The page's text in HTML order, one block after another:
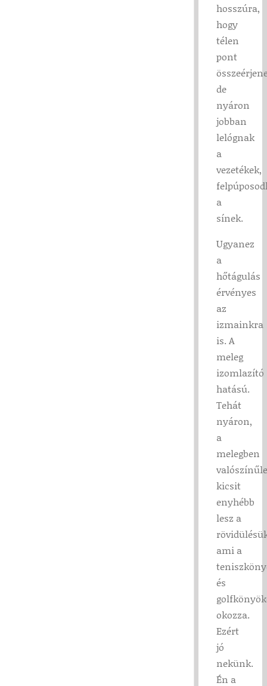
hosszúra,
hogy
télen
pont
de
nyáron
jobban
lelógnak
a
vezetékek,
a
sínek.
Ugyanez
a
hőtágulás
érvényes
az
izmainkra
is. A
meleg
izomlazító
hatású.
Tehát
nyáron,
a
melegben
kicsit
enyhébb
lesz a
ami a
és
okozza.
Ezért
jó
nekünk.
Én a